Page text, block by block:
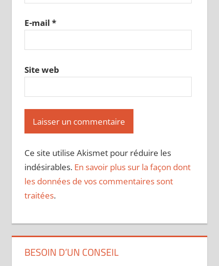
E-mail *
Site web
Ce site utilise Akismet pour réduire les
indésirables. En savoir plus sur la façon dont
les données de vos commentaires sont
traitées.
BESOIN D’UN CONSEIL